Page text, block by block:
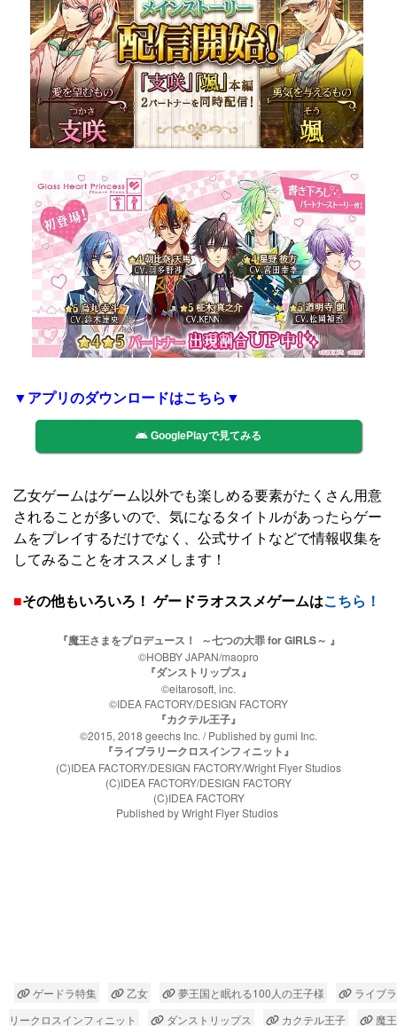
▼アプリのダウンロードはこちら▼
GooglePlayで見てみる
乙女ゲームはゲーム以外でも楽しめる要素がたくさん用意
されることが多いので、気になるタイトルがあったらゲー
ムをプレイするだけでなく、公式サイトなどで情報収集を
してみることをオススメします！
■その他もいろいろ！ ゲードラオススメゲームはこちら！
『魔王さまをプロデュース！ ～七つの大罪 for GIRLS～ 』
©HOBBY JAPAN/maopro
『ダンストリップス』
©eitarosoft, inc.
©IDEA FACTORY/DESIGN FACTORY
『カクテル王子』
©2015, 2018 geechs Inc. / Published by gumi Inc.
『ライブラリークロスインフィニット』
(C)IDEA FACTORY/DESIGN FACTORY/Wright Flyer Studios
(C)IDEA FACTORY/DESIGN FACTORY
(C)IDEA FACTORY
Published by Wright Flyer Studios
ゲードラ特集 乙女 夢王国と眠れる100人の王子様
ライブラ
リークロスインフィニット
ダンストリップス カクテル王子 魔王